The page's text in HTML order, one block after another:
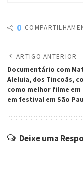
0
ARTIGO ANTERIOR
Documentário com
Aleluia, dos Tincoãs,
como melhor filme
em festival em São
Deixe uma